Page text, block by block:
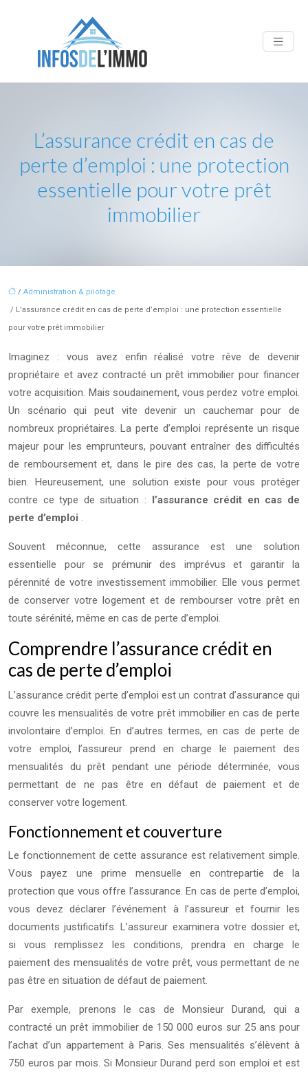
L’assurance crédit en cas de
perte d’emploi : une protection
essentielle pour votre prêt
immobilier
/ Administration & pilotage
/ L’assurance crédit en cas de perte d’emploi : une protection essentielle
pour votre prêt immobilier
Imaginez : vous avez enfin réalisé votre rêve de devenir
propriétaire et avez contracté un prêt immobilier pour financer
votre acquisition. Mais soudainement, vous perdez votre emploi.
Un scénario qui peut vite devenir un cauchemar pour de
nombreux propriétaires. La perte d’emploi représente un risque
majeur pour les emprunteurs, pouvant entraîner des difficultés
de remboursement et, dans le pire des cas, la perte de votre
bien. Heureusement, une solution existe pour vous protéger
contre ce type de situation : l’assurance crédit en cas de
perte d’emploi .
Souvent méconnue, cette assurance est une solution
essentielle pour se prémunir des imprévus et garantir la
pérennité de votre investissement immobilier. Elle vous permet
de conserver votre logement et de rembourser votre prêt en
toute sérénité, même en cas de perte d’emploi.
Comprendre l’assurance crédit en
cas de perte d’emploi
L’assurance crédit perte d’emploi est un contrat d’assurance qui
couvre les mensualités de votre prêt immobilier en cas de perte
involontaire d’emploi. En d’autres termes, en cas de perte de
votre emploi, l’assureur prend en charge le paiement des
mensualités du prêt pendant une période déterminée, vous
permettant de ne pas être en défaut de paiement et de
conserver votre logement.
Fonctionnement et couverture
Le fonctionnement de cette assurance est relativement simple.
Vous payez une prime mensuelle en contrepartie de la
protection que vous offre l’assurance. En cas de perte d’emploi,
vous devez déclarer l’événement à l’assureur et fournir les
documents justificatifs. L’assureur examinera votre dossier et,
si vous remplissez les conditions, prendra en charge le
paiement des mensualités de votre prêt, vous permettant de ne
pas être en situation de défaut de paiement.
Par exemple, prenons le cas de Monsieur Durand, qui a
contracté un prêt immobilier de 150 000 euros sur 25 ans pour
l’achat d’un appartement à Paris. Ses mensualités s’élèvent à
750 euros par mois. Si Monsieur Durand perd son emploi et est